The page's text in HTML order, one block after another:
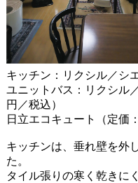
キッチン：リクシル／シ
ユニットバス：リクシル
円／税込）
日立エコキュート（定価
キッチンは、垂れ壁を外
た。
タイル張りの寒く乾きに